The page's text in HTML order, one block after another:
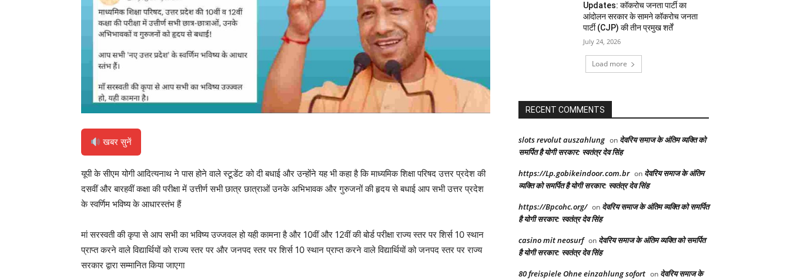
खबर सुनें
यूपी के सीएम योगी आदित्यनाथ ने पास होने वाले स्टूडेंट को दी बधाई और उन्होंने यह भी कहा है कि माध्यमिक शिक्षा परिषद उत्तर प्रदेश की
दसवीं और बारहवीं कक्षा की परीक्षा में उत्तीर्ण सभी छात्र छात्राओं उनके अभिभावक और गुरुजनों की हृदय से बधाई आप सभी उत्तर प्रदेश
के स्वर्णिम भविष्य के आधारस्तंभ हैं
मां सरस्वती की कृपा से आप सभी का भविष्य उज्जवल हो यही कामना है और 10वीं और 12वीं की बोर्ड परीक्षा राज्य स्तर पर शिर्स 10 स्थान
प्राप्त करने वाले विद्यार्थियों को राज्य स्तर पर और जनपद स्तर पर शिर्स 10 स्थान प्राप्त करने वाले विद्यार्थियों को जनपद स्तर पर राज्य
सरकार द्वारा सम्मानित किया जाएगा
Updates: कॉकरोच जनता पार्टी का
आंदोलन सरकार के सामने कॉकरोच जनता
पार्टी (CJP) की तीन प्रमुख शर्तें
July 24, 2026
Load more
RECENT COMMENTS
slots revolut auszahlung on देवरिय समाज के अंतिम व्यक्ति को
समर्पित है योगी सरकार: स्वतंत्र देव सिंह
https://Lp.gobikeindoor.com.br on देवरिय समाज के अंतिम
व्यक्ति को समर्पित है योगी सरकार: स्वतंत्र देव सिंह
https://Bpcohc.org/ on देवरिय समाज के अंतिम व्यक्ति को समर्पित
है योगी सरकार: स्वतंत्र देव सिंह
casino mit neosurf on देवरिय समाज के अंतिम व्यक्ति को समर्पित
है योगी सरकार: स्वतंत्र देव सिंह
80 freispiele Ohne einzahlung sofort on देवरिय समाज के